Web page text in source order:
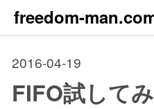
freedom-
2016-04-19
FIFO試して